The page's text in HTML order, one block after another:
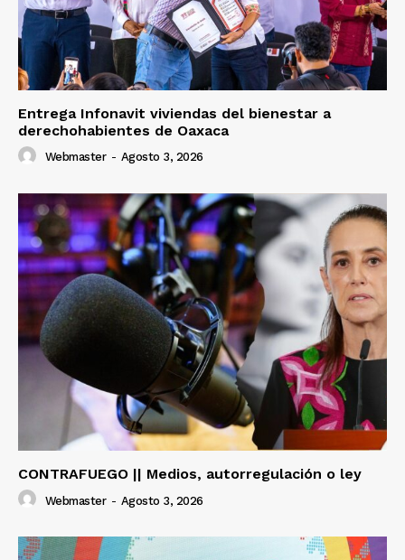
Entrega Infonavit viviendas del bienestar a
derechohabientes de Oaxaca
Webmaster - Agosto 3, 2026
CONTRAFUEGO || Medios, autorregulación o ley
Webmaster - Agosto 3, 2026